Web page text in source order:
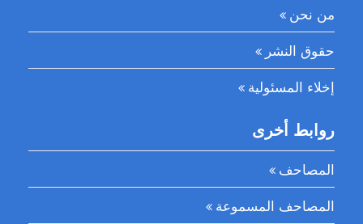
من نحن
حقوق النشر
إخلاء المسئولية
روابط أخرى
المصاحف
المصاحف المسموعة